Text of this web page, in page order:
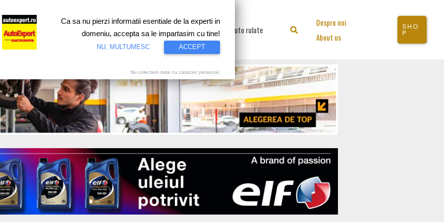
Test drive Motorsport Proiecte speciale Video Auto rulate Search
Despre noi
About us
SHO
P
Ca sa nu pierzi informatii esentiale de la experti in
domeniu, accepta sa le impartasim cu tine!
NU, MULTUMESC ACCEPT
Nu colectam date cu caracter personal.